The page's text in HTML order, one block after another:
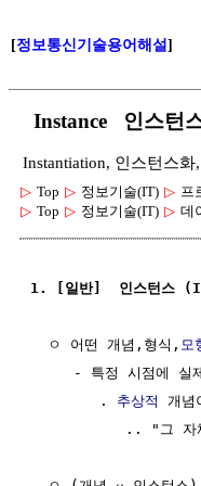
[정보통신기술용어해설]
Instance 인스턴
Instantiation, 인스턴스화
▷ Top ▷ 정보기술(IT) ▷ 프
▷ Top ▷ 정보기술(IT) ▷ 데
1. [일반]  인스턴스
  ㅇ 어떤 개념,형식,
모
- 특정 시점에 실
        .
추상적
개
.. "그 자